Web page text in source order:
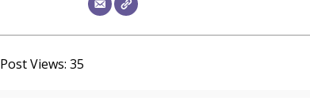
Post Views: 35